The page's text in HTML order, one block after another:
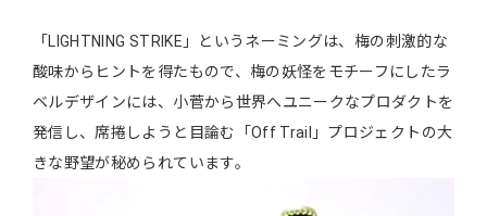
「LIGHTNING STRIKE」というネーミングは、梅の刺激的な
酸味からヒントを得たもので、梅の妖怪をモチーフにしたラ
ベルデザインには、小菅から世界へユニークなプロダクトを
発信し、席捲しようと目論む「Off Trail」プロジェクトの大
きな野望が秘められています。